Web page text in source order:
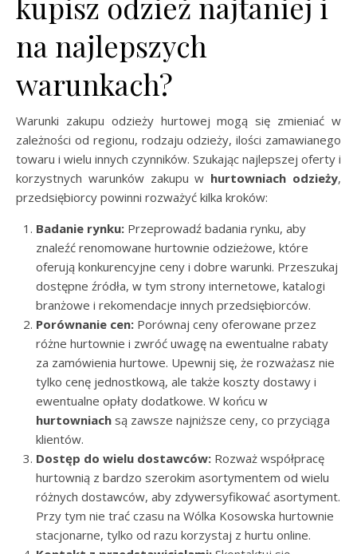
na najlepszych
warunkach?
Warunki zakupu odzieży hurtowej mogą się zmieniać w
zależności od regionu, rodzaju odzieży, ilości zamawianego
towaru i wielu innych czynników. Szukając najlepszej oferty i
korzystnych warunków zakupu w hurtowniach odzieży,
przedsiębiorcy powinni rozważyć kilka kroków:
Badanie rynku: Przeprowadź badania rynku, aby
znaleźć renomowane hurtownie odzieżowe, które
oferują konkurencyjne ceny i dobre warunki. Przeszukaj
dostępne źródła, w tym strony internetowe, katalogi
branżowe i rekomendacje innych przedsiębiorców.
Porównanie cen: Porównaj ceny oferowane przez
różne hurtownie i zwróć uwagę na ewentualne rabaty
za zamówienia hurtowe. Upewnij się, że rozważasz nie
tylko cenę jednostkową, ale także koszty dostawy i
ewentualne opłaty dodatkowe. W końcu w
hurtowniach są zawsze najniższe ceny, co przyciąga
klientów.
Dostęp do wielu dostawców: Rozważ współpracę
hurtownią z bardzo szerokim asortymentem od wielu
różnych dostawców, aby zdywersyfikować asortyment.
Przy tym nie trać czasu na Wólka Kosowska hurtownie
stacjonarne, tylko od razu korzystaj z hurtu online.